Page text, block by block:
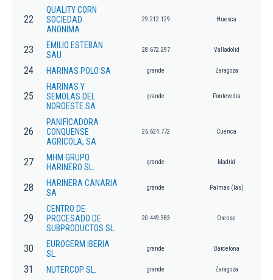
22
QUALITY CORN
SOCIEDAD
ANONIMA.
29.212.129 Huesca
23
EMILIO ESTEBAN
SAU
28.672.297 Valladolid
24 HARINAS POLO SA grande Zaragoza
25
HARINAS Y
SEMOLAS DEL
NOROESTE SA
grande Pontevedra
26
PANIFICADORA
CONQUENSE
AGRICOLA, SA
26.624.772 Cuenca
27
MHM GRUPO
HARINERO SL.
grande Madrid
28
HARINERA CANARIA
SA
grande Palmas (las)
29
CENTRO DE
PROCESADO DE
SUBPRODUCTOS SL.
20.449.383 Orense
30
EUROGERM IBERIA
SL.
grande Barcelona
31 NUTERCOP SL. grande Zaragoza